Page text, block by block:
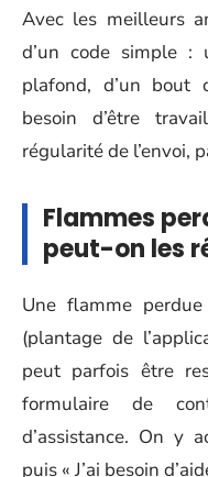
Avec les meilleurs
d’un code simple :
plafond, d’un bout
besoin d’être
régularité de l’envoi,
Flammes
peut-on les
Une flamme
(plantage de
peut parfois être
formulaire de
d’assistance. On y
puis « J’ai besoin